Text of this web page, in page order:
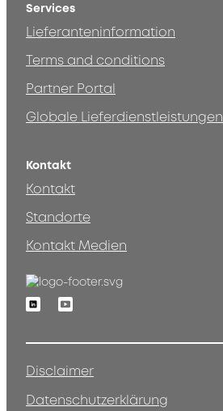
Services
Lieferanteninformation
Terms and conditions
Partner Portal
Globale Lieferdienstleistungen
Kontakt
Kontakt
Standorte
Kontakt Medien
LinkedinYoutube
Disclaimer
Datenschutzerklärung